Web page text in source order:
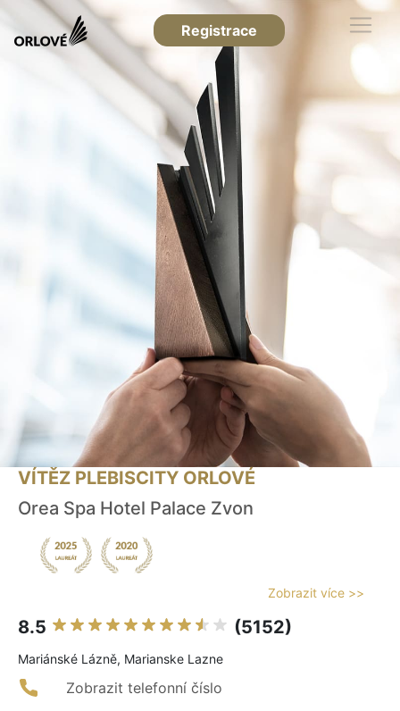
Registrace
VÍTĚZ PLEBISCITY ORLOVÉ
Orea Spa Hotel Palace Zvon
Zobrazit více >>
8.5 (5152)
Mariánské Lázně, Marianske Lazne
Zobrazit telefonní číslo